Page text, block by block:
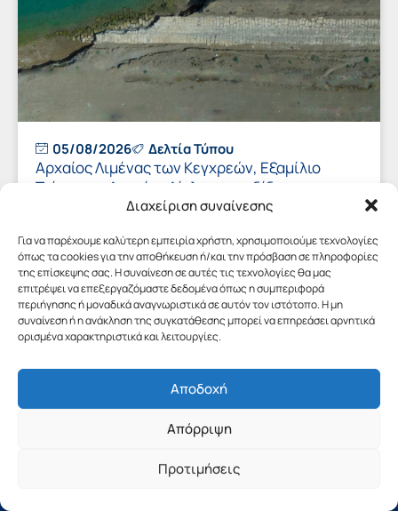
Διαχείριση συναίνεσης
Για να παρέχουμε καλύτερη εμπειρία χρήστη, χρησιμοποιούμε τεχνολογίες
όπως τα cookies για την αποθήκευση ή/και την πρόσβαση σε πληροφορίες
της επίσκεψης σας. Η συναίνεση σε αυτές τις τεχνολογίες θα μας
επιτρέψει να επεξεργαζόμαστε δεδομένα όπως η συμπεριφορά
περιήγησης ή μοναδικά αναγνωριστικά σε αυτόν τον ιστότοπο. Η μη
συναίνεση ή η ανάκληση της συγκατάθεσης μπορεί να επηρεάσει αρνητικά
ορισμένα χαρακτηριστικά και λειτουργίες.
Αποδοχή
Απόρριψη
Προτιμήσεις
05/08/2026 Δελτία Τύπου
Αρχαίος Λιμένας των Κεγχρεών, Εξαμίλιο
Τείχος και Aρχαίος Δίολκος αποδίδονται στο
κοινό με τη συμβολή της Περιφέρειας